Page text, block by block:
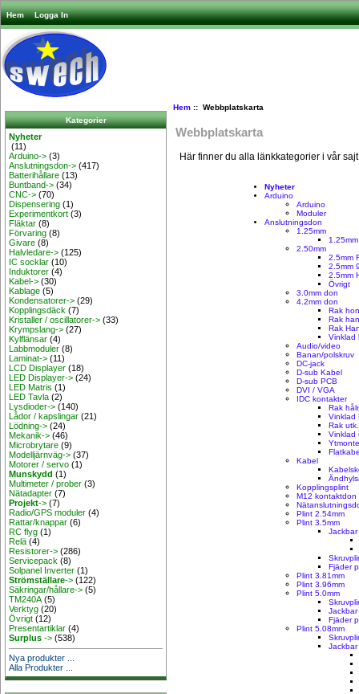
Hem Logga In
Kategorier
Nyheter
(11)
Arduino-> (3)
Anslutningsdon-> (417)
Batterihållare (13)
Buntband-> (34)
CNC-> (70)
Dispensering (1)
Experimentkort (3)
Fläktar (8)
Förvaring (8)
Givare (8)
Halvledare-> (125)
IC socklar (10)
Induktorer (4)
Kabel-> (30)
Kablage (5)
Kondensatorer-> (29)
Kopplingsdäck (7)
Kristaller / oscillatorer-> (33)
Krympslang-> (27)
Kylflänsar (4)
Labbmoduler (8)
Laminat-> (11)
LCD Displayer (18)
LED Displayer-> (24)
LED Matris (1)
LED Tavla (2)
Lysdioder-> (140)
Lådor / kapslingar (21)
Lödning-> (24)
Mekanik-> (46)
Microbrytare (9)
Modelljärnväg-> (37)
Motorer / servo (1)
Munskydd (1)
Multimeter / prober (3)
Nätadapter (7)
Projekt-> (7)
Radio/GPS moduler (4)
Rattar/knappar (6)
RC flyg (1)
Relä (4)
Resistorer-> (286)
Servicepack (8)
Solpanel Inverter (1)
Strömställare-> (122)
Säkringar/hållare-> (5)
TM240A (5)
Verktyg (20)
Övrigt (12)
Presentartiklar (4)
Surplus-> (538)
Nya produkter ...
Alla Produkter ...
Hem:: Webbplatskarta
Webbplatskarta
Här finner du alla länkkategorier i vår sajt
Nyheter
Arduino
Arduino
Moduler
Anslutningsdon
1.25mm
2.50mm
2.5mm
2.5mm
2.5mm
Övrigt
3.0mm don
4.2mm don
Rak
Rak
Rak
Vinklad
Audio/video
Banan/polskruv
DC-jack
D-sub Kabel
D-sub PCB
DVI / VGA
IDC kontakter
Rak
Vinklad
Rak
Vinklad
Kabel
Kopplingsplint
M12 kontaktdon
Plint 2.54mm
Plint 3.5mm
Fjäder
Plint 3.81mm
Plint 3.96mm
Plint 5.0mm
Fjäder
Plint 5.08mm